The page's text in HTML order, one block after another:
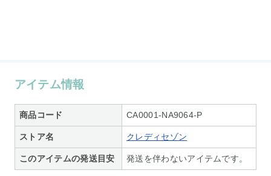
アイテム情報
商品コード CA0001-NA9064-P
ストア名 クレディセゾン
このアイテムの発送目安 発送を伴わないアイテムです。